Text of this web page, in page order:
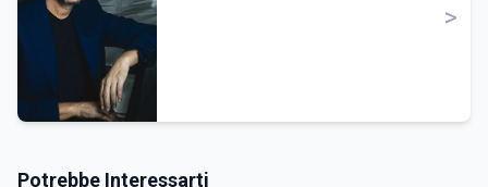
>
Potrebbe Interessarti